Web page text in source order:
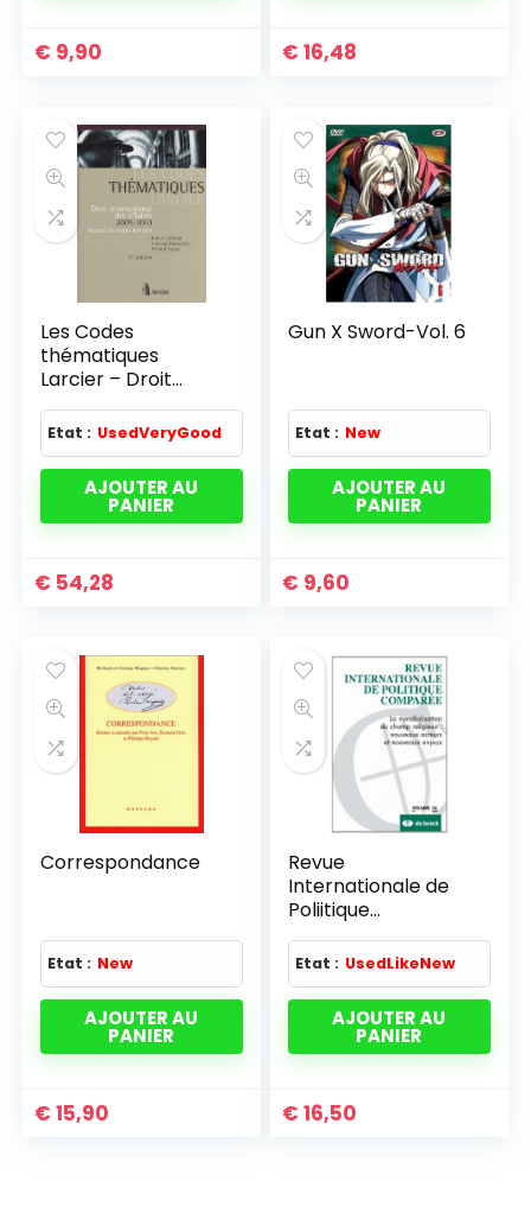
€ 9,90 € 16,48
Les Codes
thématiques
Larcier – Droit
international des
affaires 2009-2010
Etat : UsedVeryGood
AJOUTER AU
PANIER
€ 54,28
Gun X Sword-Vol. 6
Etat : New
AJOUTER AU
PANIER
€ 9,60
Correspondance
Etat : New
AJOUTER AU
PANIER
€ 15,90
Revue
Internationale de
Poliitique
Comparée 2009/1 –
Vol.16 Wallonie et
Bruxelles : Analyses
et Enje
Etat : UsedLikeNew
AJOUTER AU
PANIER
€ 16,50